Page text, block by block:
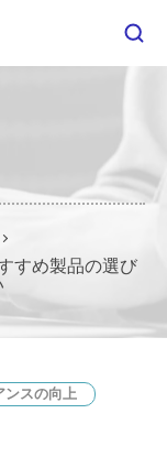
すめ製品の選び
ンスの向上